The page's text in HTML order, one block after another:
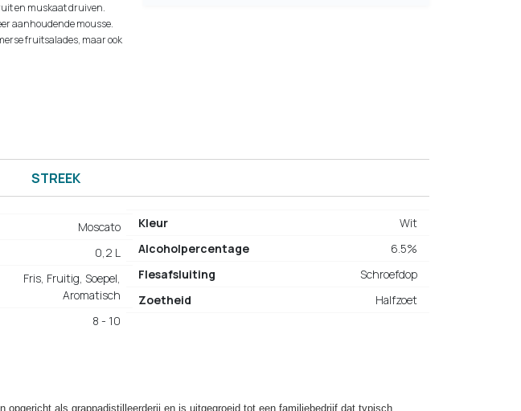
en muskaat druiven.
aanhoudende mousse.
fruitsalades, maar ook
STREEK
Moscato
0,2 L
Fris, Fruitig, Soepel,
Aromatisch
8 - 10
Kleur
Wit
Alcoholpercentage
6.5%
Flesafsluiting
Schroefdop
Zoetheid
Halfzoet
opgericht als grappadistilleerderij en is uitgegroeid tot een familiebedrijf dat typisch